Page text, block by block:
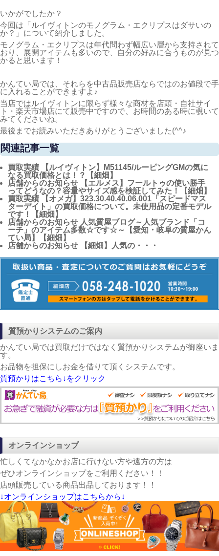
いかがでしたか？
今回は「ルイヴィトンのモノグラム・エクリプスはダサいの
か？」について紹介しました。
モノグラム・エクリプスは年代問わず幅広い層から支持されて
おり、展開アイテムも多いので、自分の好みに合うものが見つ
かると思います！
かんてい局では、それらを中古品販売店ならではのお値段で手
に入れることができますよ♪
当店ではルイヴィトンに限らず様々な商材を店頭・自社サイ
ト・楽天市場店にて販売中ですので、お時間のある時に覗いて
みてくださいね。
最後までお読みいただきありがとうございました(^^♪
関連記事一覧
買取実績 【ルイヴィトン】M51145/ルーピングGMの気に
なる買取価格とは！？【細畑】
店舗からのお知らせ 【エルメス】フールトゥの使い勝手
ってどうなの？容量やサイズ感を検証してみた！【細畑】
買取実績 【オメガ】323.30.40.40.06.001「スピードマス
ターデイト」の買取価格について。未使用品の定番モデル
です！【細畑】
店舗からのお知らせ 人気質屋ブログ～人気ブランド「コ
ーチ」のアイテム多数☆です☆～【愛知・岐阜の質屋かん
てい局】【細畑】
店舗からのお知らせ 【細畑】人気の・・・
質預かりシステムのご案内
かんてい局では買取だけではなく質預かりシステムが御座いま
す。
お品物を担保にしお金を借りて頂くシステムです。
質預かりはこちら↓をクリック
オンラインショップ
忙しくてなかなかお店に行けない方や遠方の方は
ぜひオンラインショップをご利用ください！！
店頭販売している商品出品しております！！
↓オンラインショップはこちらから↓